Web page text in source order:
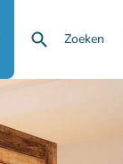
Zoeken